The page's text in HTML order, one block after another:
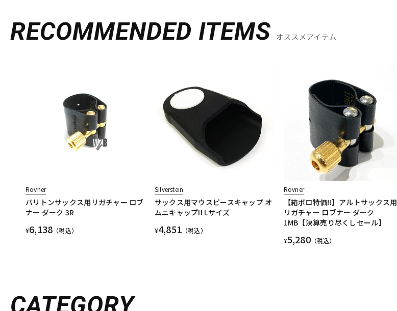
RECOMMENDED ITEMS オススメアイテム
Rovner
バリトンサックス用リガチャー ロブ
ナー ダーク 3R
¥6,138 （税込）
Silverstein
サックス用マウスピースキャップ オ
ムニキャップII Lサイズ
¥4,851 （税込）
Rovner
【箱ボロ特価!!】アルトサックス用
リガチャー ロブナー ダーク
1MB【決算売り尽くしセール】
¥5,280（税込）